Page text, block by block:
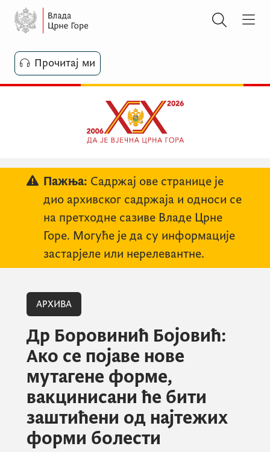
Прочитај ми
Пажња: Садржај ове странице је
дио архивског садржаја и односи се
на претходне сазиве Владе Црне
Горе. Могуће је да су информације
застарјеле или нерелевантне.
АРХИВА
Др Боровинић Бојовић:
Ако се појаве нове
мутагене форме,
вакцинисани ће бити
заштићени од најтежих
форми болести